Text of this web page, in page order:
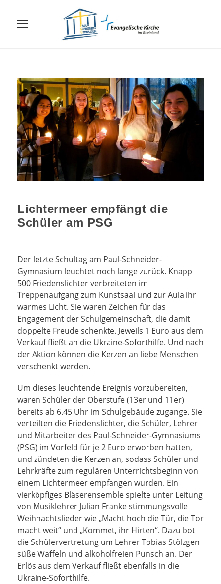
Lichtermeer empfängt die
Schüler am PSG
Der letzte Schultag am Paul-Schneider-
Gymnasium leuchtet noch lange zurück. Knapp
500 Friedenslichter verbreiteten im
Treppenaufgang zum Kunstsaal und zur Aula ihr
warmes Licht. Sie waren Zeichen für das
Engagement der Schulgemeinschaft, die damit
doppelte Freude schenkte. Jeweils 1 Euro aus dem
Verkauf fließt an die Ukraine-Soforthilfe. Und nach
der Aktion können die Kerzen an liebe Menschen
verschenkt werden.
Um dieses leuchtende Ereignis vorzubereiten,
waren Schüler der Oberstufe (13er und 11er)
bereits ab 6.45 Uhr im Schulgebäude zugange. Sie
verteilten die Friedenslichter, die Schüler, Lehrer
und Mitarbeiter des Paul-Schneider-Gymnasiums
(PSG) im Vorfeld für je 2 Euro erworben hatten,
und zündeten die Kerzen an, sodass Schüler und
Lehrkräfte zum regulären Unterrichtsbeginn von
einem Lichtermeer empfangen wurden. Ein
vierköpfiges Bläserensemble spielte unter Leitung
von Musiklehrer Julian Franke stimmungsvolle
Weihnachtslieder wie „Macht hoch die Tür, die Tor
macht weit“ und „Kommet, ihr Hirten“. Dazu bot
die Schülervertretung um Lehrer Tobias Stölzgen
süße Waffeln und alkoholfreien Punsch an. Der
Erlös aus dem Verkauf fließt ebenfalls in die
Ukraine-Soforthilfe.